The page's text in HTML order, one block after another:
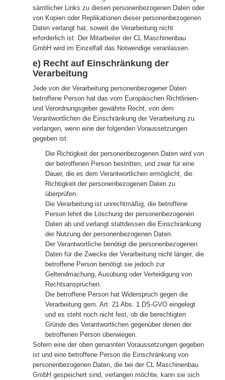
sämtlicher Links zu diesen personenbezogenen Daten oder
von Kopien oder Replikationen dieser personenbezogenen
Daten verlangt hat, soweit die Verarbeitung nicht
erforderlich ist. Der Mitarbeiter der CL Maschinenbau
GmbH wird im Einzelfall das Notwendige veranlassen.
e) Recht auf Einschränkung der
Verarbeitung
Jede von der Verarbeitung personenbezogener Daten
betroffene Person hat das vom Europäischen Richtlinien-
und Verordnungsgeber gewährte Recht, von dem
Verantwortlichen die Einschränkung der Verarbeitung zu
verlangen, wenn eine der folgenden Voraussetzungen
gegeben ist:
Die Richtigkeit der personenbezogenen Daten wird von
der betroffenen Person bestritten, und zwar für eine
Dauer, die es dem Verantwortlichen ermöglicht, die
Richtigkeit der personenbezogenen Daten zu
überprüfen.
Die Verarbeitung ist unrechtmäßig, die betroffene
Person lehnt die Löschung der personenbezogenen
Daten ab und verlangt stattdessen die Einschränkung
der Nutzung der personenbezogenen Daten.
Der Verantwortliche benötigt die personenbezogenen
Daten für die Zwecke der Verarbeitung nicht länger, die
betroffene Person benötigt sie jedoch zur
Geltendmachung, Ausübung oder Verteidigung von
Rechtsansprüchen.
Die betroffene Person hat Widerspruch gegen die
Verarbeitung gem. Art. 21 Abs. 1 DS-GVO eingelegt
und es steht noch nicht fest, ob die berechtigten
Gründe des Verantwortlichen gegenüber denen der
betroffenen Person überwiegen.
Sofern eine der oben genannten Voraussetzungen gegeben
ist und eine betroffene Person die Einschränkung von
personenbezogenen Daten, die bei der CL Maschinenbau
GmbH gespeichert sind, verlangen möchte, kann sie sich